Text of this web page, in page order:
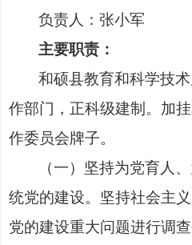
负责人：张小军
主要职责：
和硕县教育和科学技
作部门，正科级建制。加
作委员会牌子。
（一）坚持为党育人
统党的建设。坚持社会主
党的建设重大问题进行调